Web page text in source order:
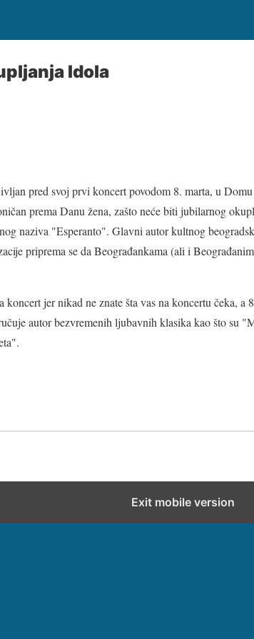
Idola
pred svoj prvi koncert povodom 8. marta, u
prema Danu žena, zašto neće biti jubilarnog
naziva "Esperanto". Glavni autor kultnog
priprema se da Beograđankama (ali i
koncert jer nikad ne znate šta vas na koncertu čeka,
autor bezvremenih ljubavnih klasika kao što su
Exit mobile version